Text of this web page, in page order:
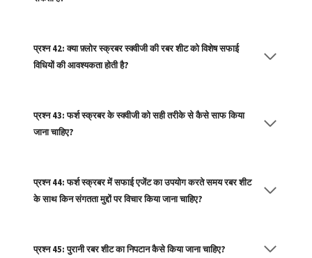
प्रश्न 42: क्या फ़्लोर स्क्रबर स्क्वीजी की रबर शीट को विशेष सफाई
विधियों की आवश्यकता होती है?
प्रश्न 43: फर्श स्क्रबर के स्क्वीजी को सही तरीके से कैसे साफ किया
जाना चाहिए?
प्रश्न 44: फर्श स्क्रबर में सफाई एजेंट का उपयोग करते समय रबर शीट
के साथ किन संगतता मुद्दों पर विचार किया जाना चाहिए?
प्रश्न 45: पुरानी रबर शीट का निपटान कैसे किया जाना चाहिए?